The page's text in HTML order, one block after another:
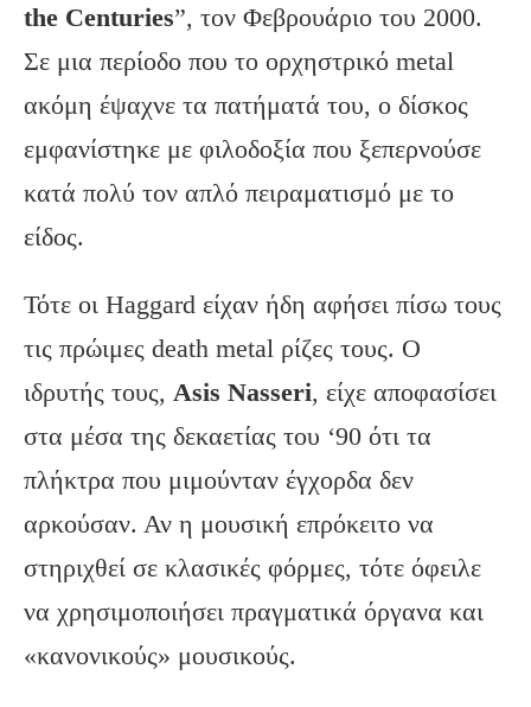
the Centuries”, τον Φεβρουάριο του 2000.
Σε μια περίοδο που το ορχηστρικό metal
ακόμη έψαχνε τα πατήματά του, ο δίσκος
εμφανίστηκε με φιλοδοξία που ξεπερνούσε
κατά πολύ τον απλό πειραματισμό με το
είδος.
Τότε οι Haggard είχαν ήδη αφήσει πίσω τους
τις πρώιμες death metal ρίζες τους. Ο
ιδρυτής τους, Asis Nasseri, είχε αποφασίσει
στα μέσα της δεκαετίας του ‘90 ότι τα
πλήκτρα που μιμούνταν έγχορδα δεν
αρκούσαν. Αν η μουσική επρόκειτο να
στηριχθεί σε κλασικές φόρμες, τότε όφειλε
να χρησιμοποιήσει πραγματικά όργανα και
«κανονικούς» μουσικούς.